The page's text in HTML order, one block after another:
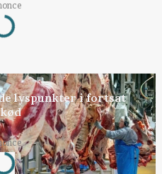
lyspunkter i fortsat